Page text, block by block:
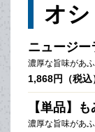
オ
ニュージー
濃厚な旨味があ
1,868円（税込
【単品】
濃厚な旨味があ